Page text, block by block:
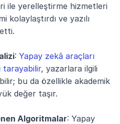
ile yerelleştirme hizmetleri
kolaylaştırdı ve yazılı
: Yapay zekâ araçları
tarayabilir, yazarlara ilgili
bu da özellikle akademik
değer taşır.
Algoritmalar: Yapay